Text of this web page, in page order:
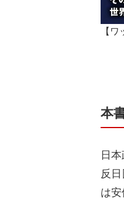
【
本
日
反
は安